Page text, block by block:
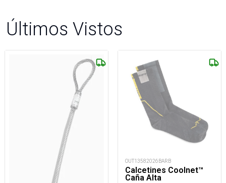
Últimos Vistos
OUT13582026BARB
Calcetines Coolnet™
Caña Alta